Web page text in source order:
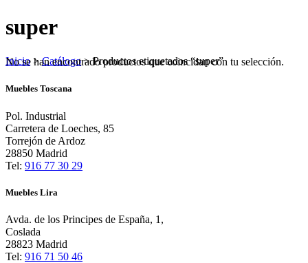
super
Inicio>Catálogo>Productos etiquetados “super”
No se han encontrado productos que coincidan con tu selección.
Muebles Toscana
Pol. Industrial
Carretera de Loeches, 85
Torrejón de Ardoz
28850 Madrid
Tel: 916 77 30 29
Muebles Lira
Avda. de los Principes de España, 1,
Coslada
28823 Madrid
Tel: 916 71 50 46